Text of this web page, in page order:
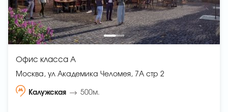
Офис класса A
Москва, ул Академика Челомея, 7А стр 2
Калужская 500м.